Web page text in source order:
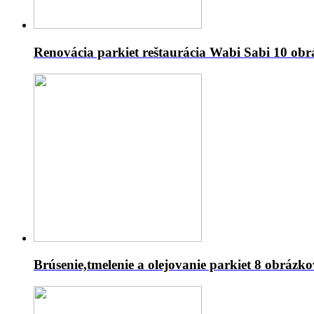
Renovácia parkiet reštaurácia Wabi Sabi 10
Brúsenie,tmelenie a olejovanie parkiet8